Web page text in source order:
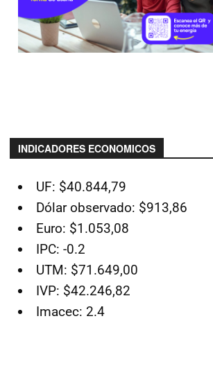
INDICADORES ECONOMICOS
UF: $40.844,79
Dólar observado: $913,86
Euro: $1.053,08
IPC: -0.2
UTM: $71.649,00
IVP: $42.246,82
Imacec: 2.4